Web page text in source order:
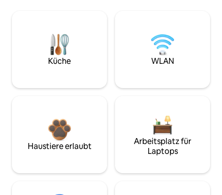
Küche WLAN
Haustiere erlaubt
Arbeitsplatz für
Laptops